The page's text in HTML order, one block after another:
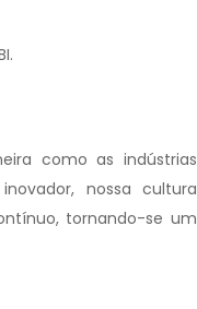
como as indústrias
nossa cultura
tornando-se um